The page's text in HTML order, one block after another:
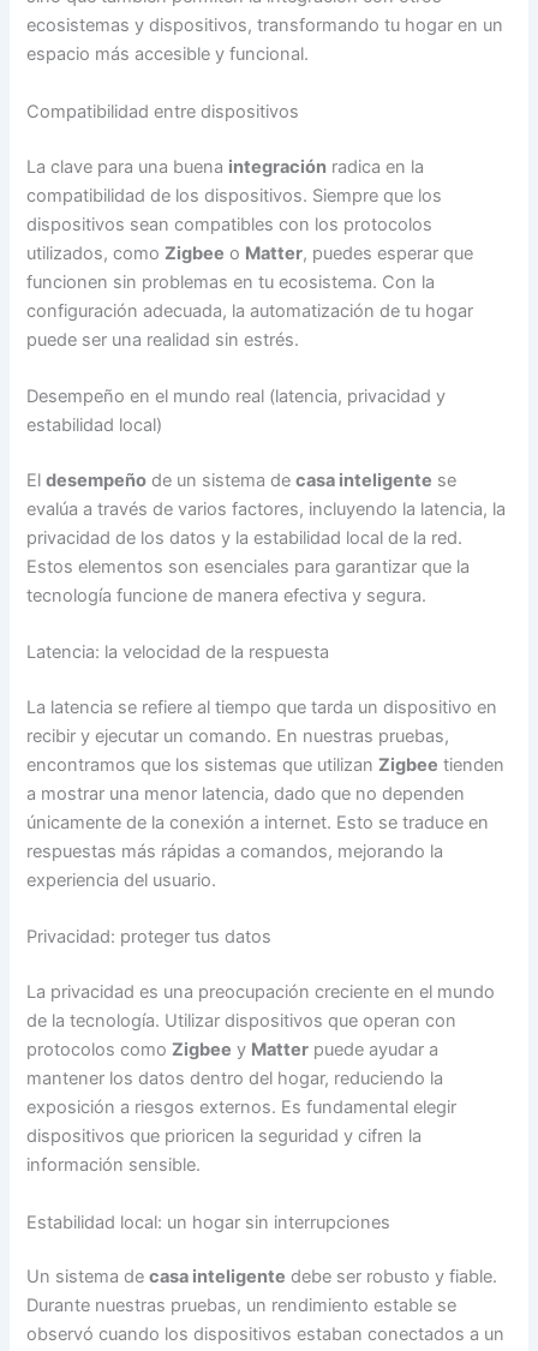
ecosistemas y dispositivos, transformando tu hogar en un
espacio más accesible y funcional.
Compatibilidad entre dispositivos
La clave para una buena integración radica en la
compatibilidad de los dispositivos. Siempre que los
dispositivos sean compatibles con los protocolos
utilizados, comoZigbee o Matter, puedes esperar que
funcionen sin problemas en tu ecosistema. Con la
configuración adecuada, la automatización de tu hogar
puede ser una realidad sin estrés.
Desempeño en el mundo real (latencia, privacidad y
estabilidad local)
Eldesempeño de un sistema decasa inteligente se
evalúa a través de varios factores, incluyendo la latencia, la
privacidad de los datos y la estabilidad local de la red.
Estos elementos son esenciales para garantizar que la
tecnología funcione de manera efectiva y segura.
Latencia: la velocidad de la respuesta
La latencia se refiere al tiempo que tarda un dispositivo en
recibir y ejecutar un comando. En nuestras pruebas,
encontramos que los sistemas que utilizanZigbee tienden
a mostrar una menor latencia, dado que no dependen
únicamente de la conexión a internet. Esto se traduce en
respuestas más rápidas a comandos, mejorando la
experiencia del usuario.
Privacidad: proteger tus datos
La privacidad es una preocupación creciente en el mundo
de la tecnología. Utilizar dispositivos que operan con
protocolos comoZigbee y Matter puede ayudar a
mantener los datos dentro del hogar, reduciendo la
exposición a riesgos externos. Es fundamental elegir
dispositivos que prioricen la seguridad y cifren la
información sensible.
Estabilidad local: un hogar sin interrupciones
Un sistema decasa inteligente debe ser robusto y fiable.
Durante nuestras pruebas, un rendimiento estable se
observó cuando los dispositivos estaban conectados a un